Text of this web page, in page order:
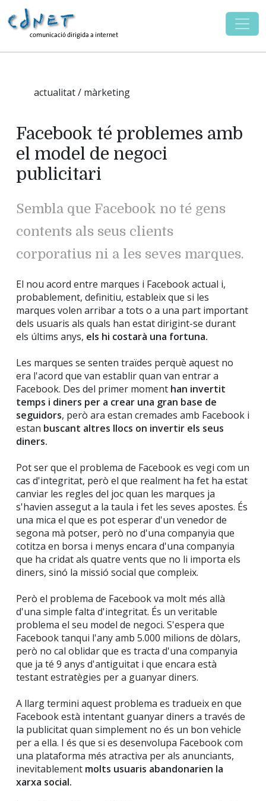
actualitat / màrketing
Facebook té problemes amb
el model de negoci
publicitari
Sembla que Facebook no té gens
contents als seus clients
corporatius ni a les seves marques.
El nou acord entre marques i Facebook actual i,
probablement, definitiu, estableix que si les
marques volen arribar a tots o a una part important
dels usuaris als quals han estat dirigint-se durant
els últims anys, els hi costarà una fortuna.
Les marques se senten traïdes perquè aquest no
era l'acord que van establir quan van entrar a
Facebook. Des del primer moment han invertit
temps i diners per a crear una gran base de
seguidors, però ara estan cremades amb Facebook i
estan buscant altres llocs on invertir els seus
diners.
Pot ser que el problema de Facebook es vegi com un
cas d'integritat, però el que realment ha fet ha estat
canviar les regles del joc quan les marques ja
s'havien assegut a la taula i fet les seves apostes. És
una mica el que es pot esperar d'un venedor de
segona mà potser, però no d'una companyia que
cotitza en borsa i menys encara d'una companyia
que ha cridat als quatre vents que no li importa els
diners, sinó la missió social que compleix.
Però el problema de Facebook va molt més allà
d'una simple falta d'integritat. És un veritable
problema el seu model de negoci. S'espera que
Facebook tanqui l'any amb 5.000 milions de dòlars,
però no cal oblidar que es tracta d'una companyia
que ja té 9 anys d'antiguitat i que encara està
testant estratègies per a guanyar diners.
A llarg termini aquest problema es tradueix en que
Facebook està intentant guanyar diners a través de
la publicitat quan simplement no és un bon vehicle
per a ella. I és que si es desenvolupa Facebook com
una plataforma més atractiva per als anunciants,
inevitablement molts usuaris abandonarien la
xarxa social.